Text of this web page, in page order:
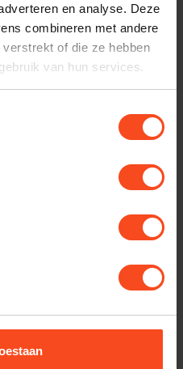
en analyse. Deze
combineren met andere
of die ze hebben
van hun services.
€449,00
€109,00